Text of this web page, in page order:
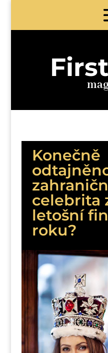
First
Konečně
celebrita
letošní
roku?